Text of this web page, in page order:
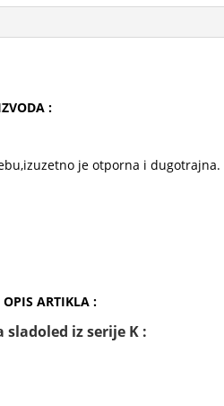
:
je otporna i dugotrajna.
ARTIKLA :
iz serije K :